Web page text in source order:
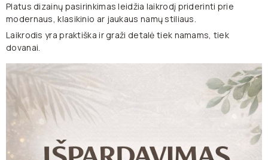
Platus dizainų pasirinkimas leidžia laikrodį priderinti prie
modernaus, klasikinio ar jaukaus namų stiliaus.
Laikrodis yra praktiška ir graži detalė tiek namams, tiek
dovanai.